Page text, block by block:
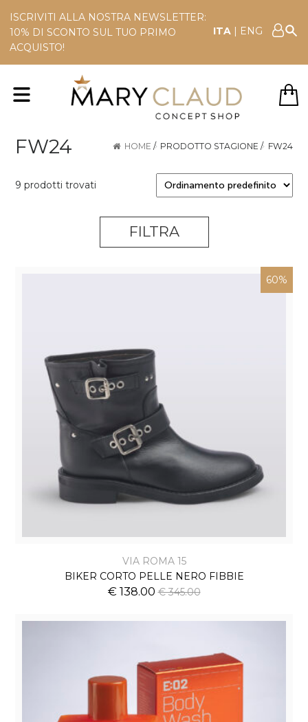
ISCRIVITI ALLA NOSTRA NEWSLETTER:
10% DI SCONTO SUL TUO PRIMO
ACQUISTO!
ITA | ENG
FW24 HOME / PRODOTTO STAGIONE / FW24
9 prodotti trovati
FILTRA
60%
VIA ROMA 15
BIKER CORTO PELLE NERO FIBBIE
€ 138.00€ 345.00